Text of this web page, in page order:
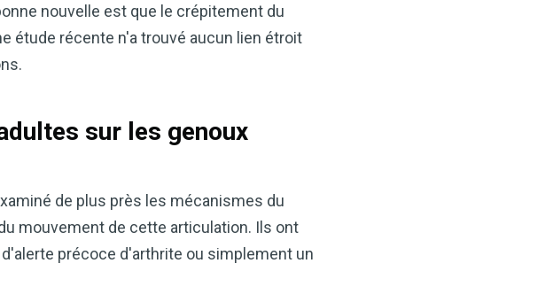
nouvelle est que le crépitement du
étude récente n'a trouvé aucun lien étroit
sur les genoux
de plus près les mécanismes du
mouvement de cette articulation. Ils ont
précoce d'arthrite ou simplement un
naturellement votre santé
vinaigre de cidre de pomme —
à mon guide dès maintenant